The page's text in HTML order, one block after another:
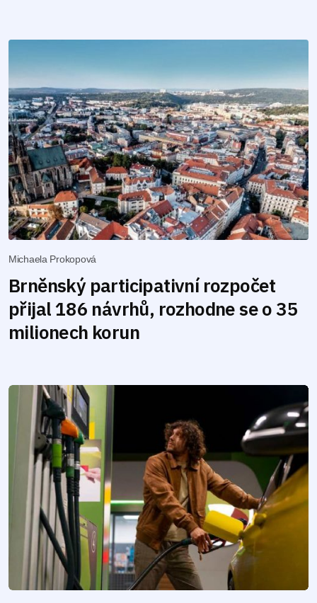
Michaela Prokopová
Brněnský participativní rozpočet
přijal 186 návrhů, rozhodne se o 35
milionech korun